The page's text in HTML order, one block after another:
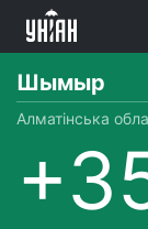
Шымыр
Алматінська